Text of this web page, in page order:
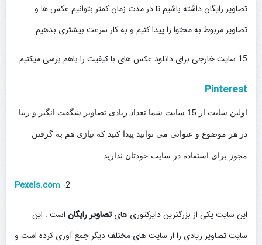
تصاویر رایگان داشته باشیم تا در مدت زمان کمتر بتوانیم عکس ها و
تصاویر مربوط به محتوا را پیدا کنیم و به کار سرعت بیشتری بدهیم .
15 سایت خارجی برای دانلود عکس های با کیفیت را باهم برسی میکنیم
Pinterest
اولین سایت از 15 سایت شما تعداد زیادی تصاویر شگفت انگیز و زیبا
در هر موضوع و عنوانی می توانید پیدا کنید که نیازی هم به گرفتن
مجوز برای استفاده در سایت خودتان ندارید.
2-
Pexels.com
این سایت یکی از بزرگترین دایرکتوری هایتصاویر رایگان است . این
سایت تصاویر زیادی را از سایت های مختلف دیگر جمع آوری کرده است و